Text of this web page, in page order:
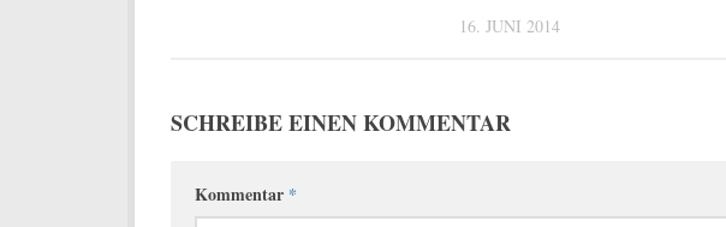
16. JUNI 2014
SCHREIBE EINEN KOMMENTAR
Kommentar *